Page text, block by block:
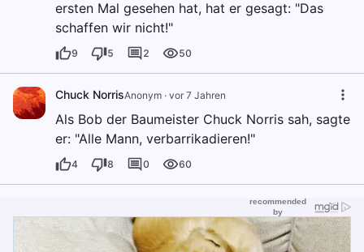
ersten Mal gesehen hat, hat er gesagt: "Das
schaffen wir nicht!"
9 5 2 50
Chuck NorrisAnonym · vor 7 Jahren
Als Bob der Baumeister Chuck Norris sah, sagte
er: "Alle Mann, verbarrikadieren!"
4 8 0 60